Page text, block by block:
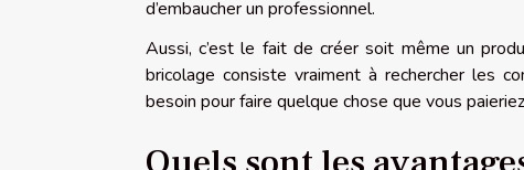
d’embaucher un professionnel.
Aussi, c’est le fait de créer soit même un
bricolage consiste vraiment à rechercher les
besoin pour faire quelque chose que vous